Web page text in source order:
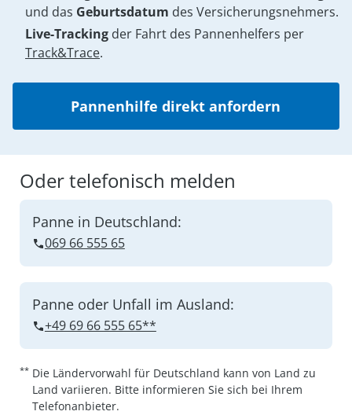
und das Geburtsdatum des Versicherungsnehmers.
Live-Tracking der Fahrt des Pannenhelfers per
Track&Trace.
Pannenhilfe direkt anfordern
Oder telefonisch melden
Panne in Deutschland:
069 66 555 65
Panne oder Unfall im Ausland:
+49 69 66 555 65**
** Die Ländervorwahl für Deutschland kann von Land zu
Land variieren. Bitte informieren Sie sich bei Ihrem
Telefonanbieter.